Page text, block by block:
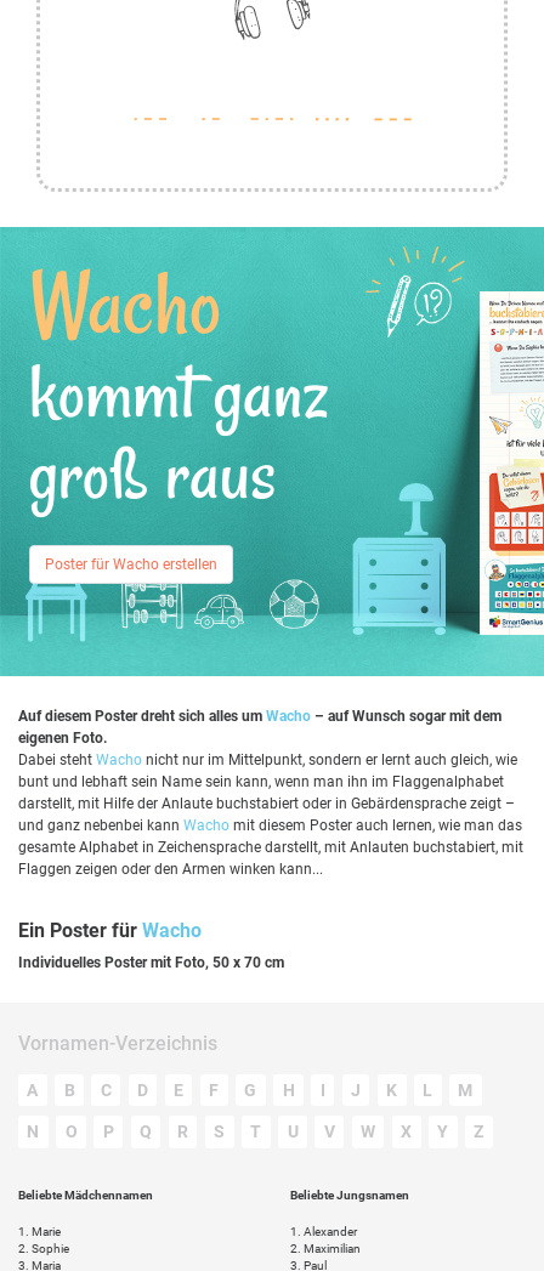
Wacho
kommt ganz
groß raus
Poster für Wacho erstellen
Auf diesem Poster dreht sich alles um Wacho – auf Wunsch sogar mit dem
eigenen Foto.
Dabei steht Wacho nicht nur im Mittelpunkt, sondern er lernt auch gleich, wie
bunt und lebhaft sein Name sein kann, wenn man ihn im Flaggenalphabet
darstellt, mit Hilfe der Anlaute buchstabiert oder in Gebärdensprache zeigt –
und ganz nebenbei kann Wacho mit diesem Poster auch lernen, wie man das
gesamte Alphabet in Zeichensprache darstellt, mit Anlauten buchstabiert, mit
Flaggen zeigen oder den Armen winken kann...
Ein Poster für Wacho
Individuelles Poster mit Foto, 50 x 70 cm
Vornamen-Verzeichnis
A B C D E F G H I J K L M
N O P Q R S T U V W X Y Z
Beliebte Mädchennamen
1.
Marie
2. Sophie
3. Maria
Beliebte Jungsnamen
1.
Alexander
2. Maximilian
3. Paul